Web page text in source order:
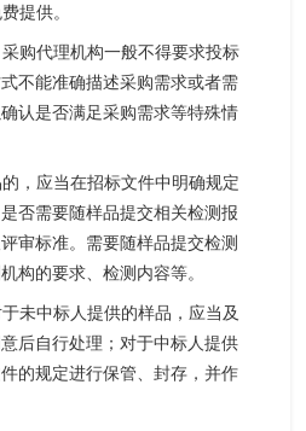
提供。
购代理机构一般不得要求投标
不能准确描述采购需求或者需
认是否满足采购需求等特殊情
，应当在招标文件中明确规定
否需要随样品提交相关检测报
审标准。需要随样品提交检测
构的要求、检测内容等。
未中标人提供的样品，应当及
后自行处理；对于中标人提供
的规定进行保管、封存，并作